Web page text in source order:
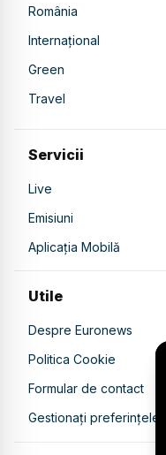
România
Internațional
Green
Travel
Servicii
Live
Emisiuni
Aplicația Mobilă
Utile
Despre Euronews
Politica Cookie
Formular de contact
Gestionați preferințele